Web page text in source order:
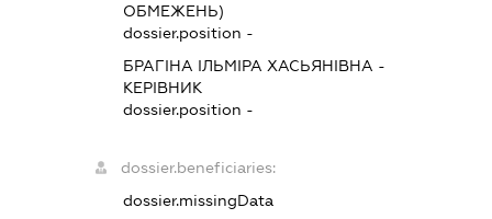
ОБМЕЖЕНЬ)
dossier.position -
БРАГІНА ІЛЬМІРА ХАСЬЯНІВНА -
КЕРІВНИК
dossier.position -
dossier.beneficiaries:
dossier.missingData